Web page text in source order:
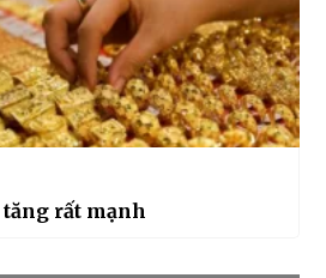
rất mạnh